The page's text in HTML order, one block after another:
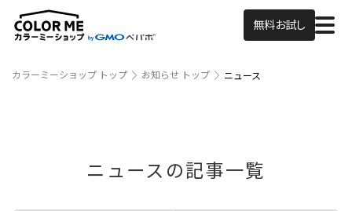
無料お試し
カラーミーショップ トップ お知らせ トップ ニュース
ニュースの記事一覧